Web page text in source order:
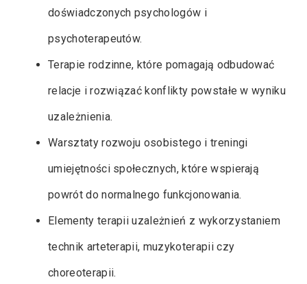
doświadczonych psychologów i
psychoterapeutów.
Terapie rodzinne, które pomagają odbudować
relacje i rozwiązać konflikty powstałe w wyniku
uzależnienia.
Warsztaty rozwoju osobistego i treningi
umiejętności społecznych, które wspierają
powrót do normalnego funkcjonowania.
Elementy terapii uzależnień z wykorzystaniem
technik arteterapii, muzykoterapii czy
choreoterapii.